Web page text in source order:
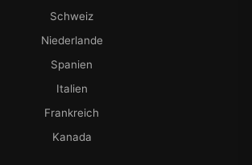
Schweiz
Niederlande
Spanien
Italien
Frankreich
Kanada